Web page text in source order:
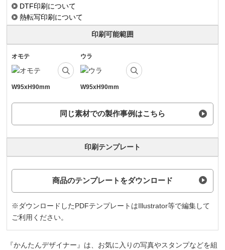
DTF印刷について
熱転写印刷について
印刷可能範囲
オモテ
W95xH90mm
ウラ
W95xH90mm
同じ素材での製作事例はこちら
印刷テンプレート
商品のテンプレートをダウンロード
※ダウンロードしたPDFテンプレートはIllustrator等で編集して
ご利用ください。
『かんたんデザイナー』は、お気に入りの写真やスタンプなどを組